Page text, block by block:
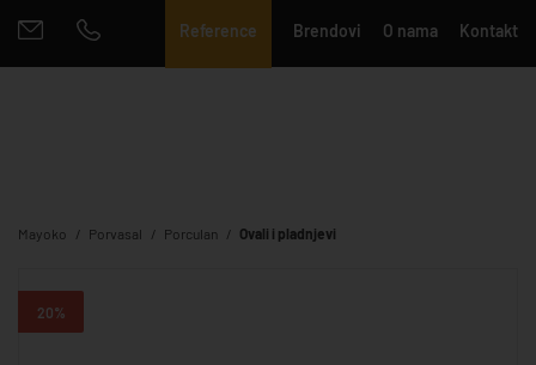
Reference Brendovi O nama Kontakt
Mayoko Porvasal Porculan Ovali i pladnjevi
20%